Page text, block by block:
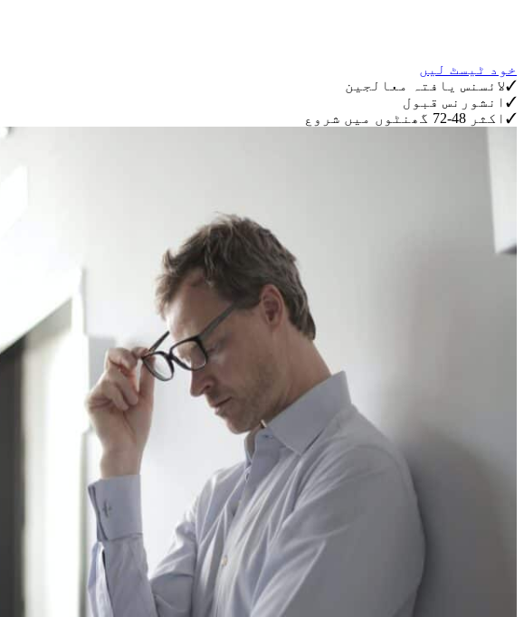
خود ٹیسٹ لیں
✓لائسنس یافتہ معالجین
✓ انشورنس قبول
✓ اکثر 48-72 گھنٹوں میں شروع